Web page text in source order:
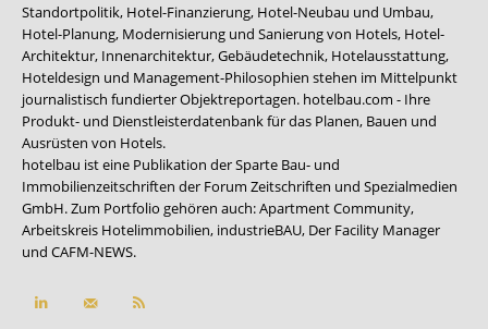
Standortpolitik, Hotel-Finanzierung, Hotel-Neubau und Umbau,
Hotel-Planung, Modernisierung und Sanierung von Hotels, Hotel-
Architektur, Innenarchitektur, Gebäudetechnik, Hotelausstattung,
Hoteldesign und Management-Philosophien stehen im Mittelpunkt
journalistisch fundierter Objektreportagen. hotelbau.com - Ihre
Produkt- und Dienstleisterdatenbank für das Planen, Bauen und
Ausrüsten von Hotels.
hotelbau ist eine Publikation der Sparte Bau- und
Immobilienzeitschriften der Forum Zeitschriften und Spezialmedien
GmbH. Zum Portfolio gehören auch:Apartment Community,
Arbeitskreis Hotelimmobilien, industrieBAU, Der Facility Manager
und CAFM-NEWS.